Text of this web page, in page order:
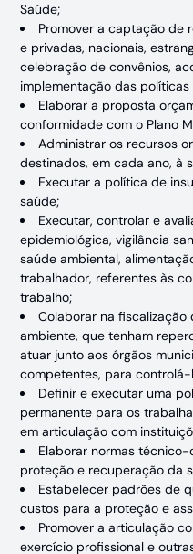
Saúde;
Promover a captação de
e privadas, nacionais,
celebração de convênios,
implementação das políticas
Elaborar a proposta
conformidade com o Plano
Administrar os recursos
destinados, em cada ano, à
Executar a política de
saúde;
Executar, controlar e
epidemiológica, vigilância
saúde ambiental,
trabalhador, referentes às
trabalho;
Colaborar na fiscalização
ambiente, que tenham
atuar junto aos órgãos
competentes, para controlá-
Definir e executar uma
permanente para os
em articulação com
Elaborar normas
proteção e recuperação da
Estabelecer padrões de
custos para a proteção e
Promover a articulação
exercício profissional e